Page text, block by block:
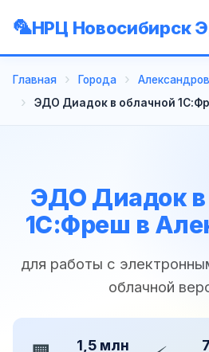
НРЦ Новосибирск
Главная Города
Александров
ЭДО Диадок в облачной
ЭДО Диадок в
1С:Фреш в
для работы с
облачной
1,5 млн